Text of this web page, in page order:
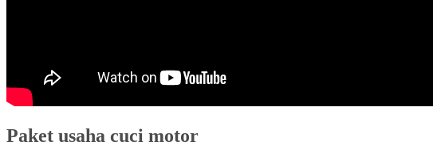
Paket usaha cuci motor